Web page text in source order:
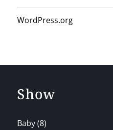
WordPress.org
Show
Baby(8)